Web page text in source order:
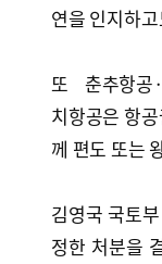
연을 인지하
또 춘추항공·
치항공은 항
께 편도 또는
김영국 국토
정한 처분을